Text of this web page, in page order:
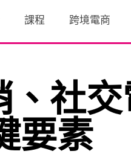
課程 跨境電商
、社
要素